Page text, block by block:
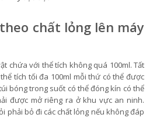
chất lỏng lên máy
chứa với thể tích không quá 100ml. Tất
tích tối đa 100ml mỗi thứ có thể được
bóng trong suốt có thể đóng kín có thể
được mở riêng ra ở khu vực an ninh.
phải bỏ đi các chất lỏng nếu không đáp